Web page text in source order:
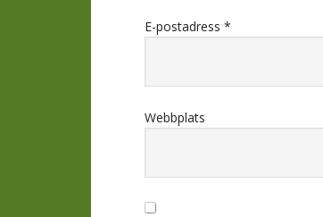
E-postadress *
Webbplats